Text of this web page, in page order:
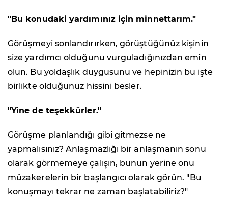
"Bu konudaki yardımınız için minnettarım."
Görüşmeyi sonlandırırken, görüştüğünüz kişinin
size yardımcı olduğunu vurguladığınızdan emin
olun. Bu yoldaşlık duygusunu ve hepinizin bu işte
birlikte olduğunuz hissini besler.
"Yine de teşekkürler."
Görüşme planlandığı gibi gitmezse ne
yapmalısınız? Anlaşmazlığı bir anlaşmanın sonu
olarak görmemeye çalışın, bunun yerine onu
müzakerelerin bir başlangıcı olarak görün. "Bu
konuşmayı tekrar ne zaman başlatabiliriz?"